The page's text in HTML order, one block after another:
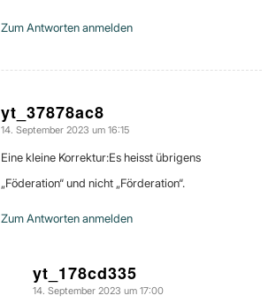
Zum Antworten anmelden
yt_37878ac8
sagte:
14. September 2023 um 16:15
Eine kleine Korrektur:Es heisst übrigens
„Föderation“ und nicht „Förderation“.
Zum Antworten anmelden
yt_178cd335
sagte:
14. September 2023 um 17:00